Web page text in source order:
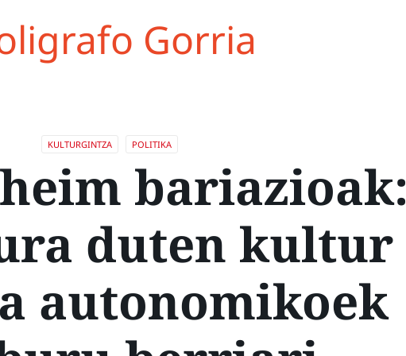
Gorria
KULTURGINTZA POLITIKA
bariazioak:
duten kultur
autonomikoek